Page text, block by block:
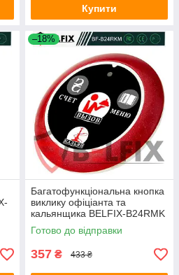
Купити
–18%
Багатофункціональна кнопка
виклику офіціанта та
кальянщика BELFIX-B24RMK
Готово до відправки
357 ₴ 433 ₴